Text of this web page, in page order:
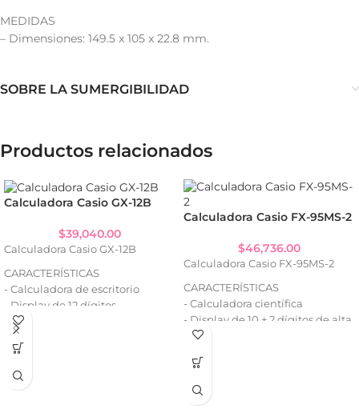
MEDIDAS
– Dimensiones: 149.5 x 105 x 22.8 mm.
SOBRE LA SUMERGIBILIDAD
Productos relacionados
Calculadora Casio GX-12B
$39,040.00
Calculadora Casio GX-12B
CARACTERÍSTICAS
- Calculadora de escritorio
- Display de 12 dígitos
- Función de cálculos de
porcentaje regulares
- Pantalla grande y fácil de leer
- Doble fuente de energía: solar
Calculadora Casio FX-95MS-2
$46,736.00
Calculadora Casio FX-95MS-2
CARACTERÍSTICAS
- Calculadora científica
- Display de 10 + 2 dígitos de alta
visibilidad
porcentajes
- Pantalla amplia y de fácil
lectura